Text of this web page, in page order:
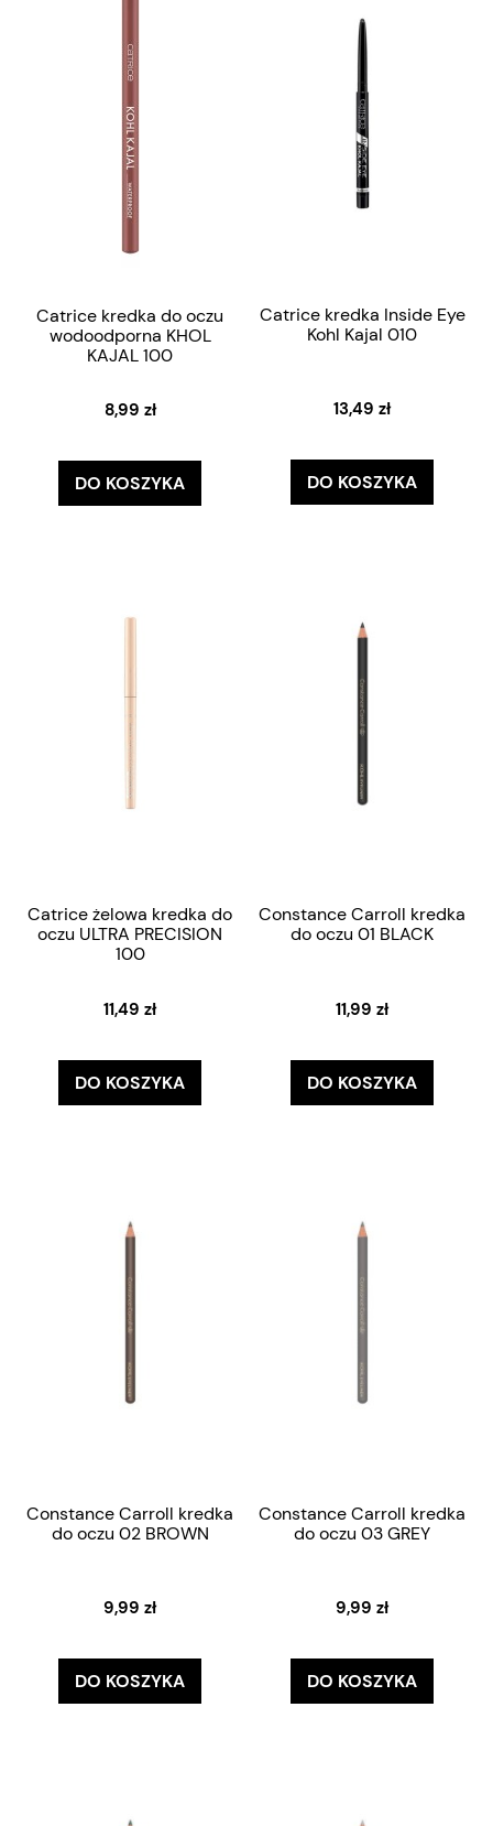
Catrice kredka do oczu
wodoodporna KHOL
KAJAL 100
8,99 zł
DO KOSZYKA
Catrice kredka Inside Eye
Kohl Kajal 010
13,49 zł
DO KOSZYKA
Catrice żelowa kredka do
oczu ULTRA PRECISION
100
11,49 zł
DO KOSZYKA
Constance Carroll kredka
do oczu 01 BLACK
11,99 zł
DO KOSZYKA
Constance Carroll kredka
do oczu 02 BROWN
9,99 zł
DO KOSZYKA
Constance Carroll kredka
do oczu 03 GREY
9,99 zł
DO KOSZYKA